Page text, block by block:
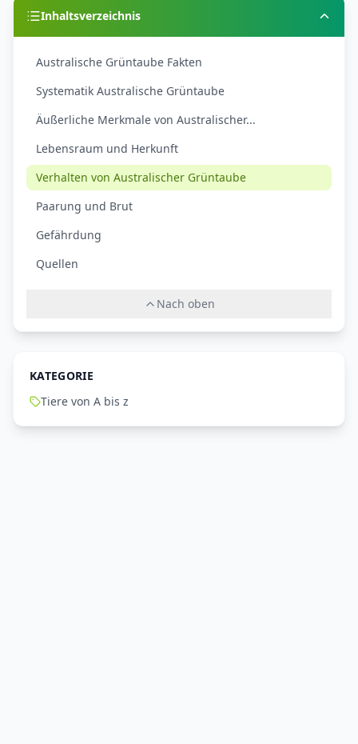
Inhaltsverzeichnis
Australische Grüntaube Fakten
Systematik Australische Grüntaube
Äußerliche Merkmale von Australischer...
Lebensraum und Herkunft
Verhalten von Australischer Grüntaube
Paarung und Brut
Gefährdung
Quellen
Nach oben
KATEGORIE
Tiere von A bis z